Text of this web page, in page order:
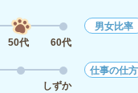
50代 60代
男女比率
しずか
仕事の仕方